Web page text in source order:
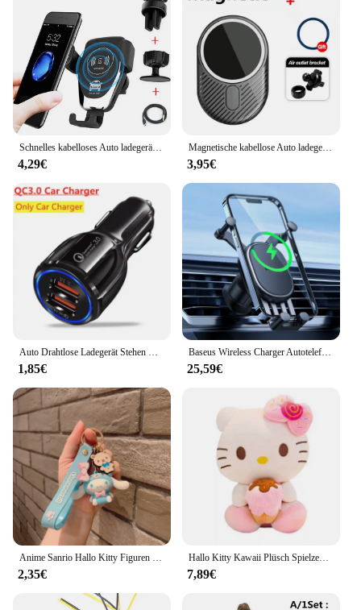
4,29€
Magnetische kabellose Auto ladegerät Entlüftung halterung für mag-Safe iPhone 15 14 13 12 plus Pro Max Mini Magnet Auto ladegerät 30w mag sicher ph
3,95€
Auto Drahtlose Ladegerät Stehen Magnetische Auto Telefon Halter Armaturenbrett Halterung Auto Schnelle Lade für Magsafe iPhone 16 15 14 13 12 Pro Max
1,85€
Baseus Wireless Charger Autotelefonhalter für Xiaomi Samsung Huawei 15W Autotelefonständer Halterung
25,59€
Anime Sanrio Hallo Kitty Figuren Keychain Kuromi My Melody Action Figural Modell PVC Schlüssel Ring Cinnamoroll Figurine Geburtstag Geschenke
2,35€
Hallo Kitty Kawaii Plüsch Spielzeug Puppen Eis Weiche Gefüllte Kissen Anime Tier Dekor Weihnachten Geschenk Plüschtiere Für Mädchen Geschenke Kinder
7,89€